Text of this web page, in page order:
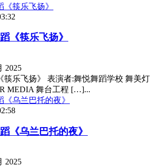
《筷乐飞扬》
2025
筷乐飞扬》 表演者:舞悦舞蹈学校 舞美灯
MEDIA 舞台工程 […]...
《乌兰巴托的夜》
2025